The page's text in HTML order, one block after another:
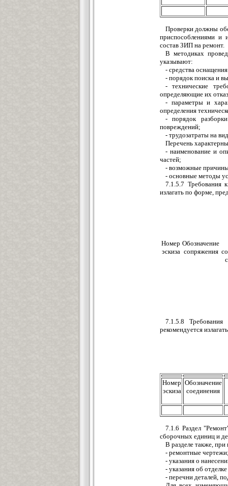
Проверки должны
приспособлениями и
состав ЗИП на ремонт.
В методиках
указывают:
- средства
- порядок поиска и
- технические
определяющие их
- параметры и
определения
- порядок
повреждений;
- трудозатраты на
Перечень
- наименование и
частей;
- возможные
- основные методы
7.1.5.7 Требования
излагать по форме,
Номер
эскиза
Обозначение
сопряжения
7.1.5.8
рекомендуется
Номер
эскиза
Обозначение
соединения
7.1.6 Раздел
сборочных единиц и
В разделе также,
- ремонтные
- указания о
- указания об
- перечни деталей,